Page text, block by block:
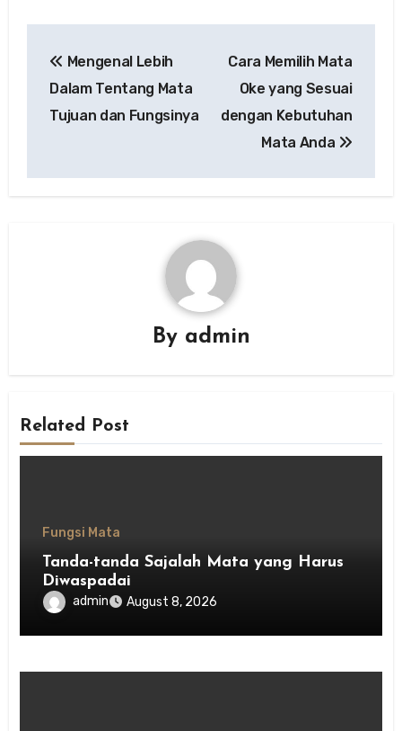
navigation
Mengenal Lebih
Dalam Tentang Mata
Tujuan dan Fungsinya
Cara Memilih Mata
Oke yang Sesuai
dengan Kebutuhan
Mata Anda
By admin
Related Post
Fungsi Mata
Tanda-tanda Sajalah Mata yang Harus
Diwaspadai
admin August 8, 2026